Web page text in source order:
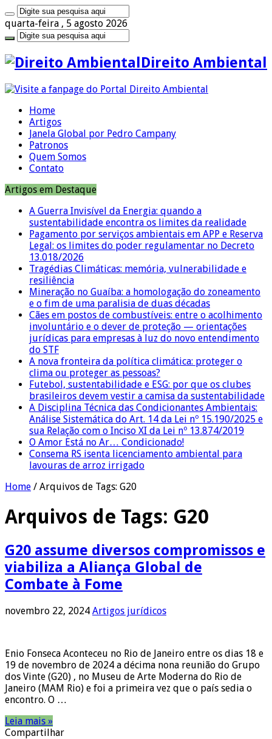
quarta-feira , 5 agosto 2026
Direito Ambiental
Home
Artigos
Janela Global por Pedro Campany
Patronos
Quem Somos
Contato
Artigos em Destaque
A Guerra Invisível da Energia: quando a
sustentabilidade encontra os limites da realidade
Pagamento por serviços ambientais em APP e Reserva
Legal: os limites do poder regulamentar no Decreto
13.018/2026
Tragédias Climáticas: memória, vulnerabilidade e
resiliência
Mineração no Guaíba: a homologação do zoneamento
e o fim de uma paralisia de duas décadas
Cães em postos de combustíveis: entre o acolhimento
involuntário e o dever de proteção — orientações
jurídicas para empresas à luz do novo entendimento
do STF
A nova fronteira da política climática: proteger o
clima ou proteger as pessoas?
Futebol, sustentabilidade e ESG: por que os clubes
brasileiros devem vestir a camisa da sustentabilidade
A Disciplina Técnica das Condicionantes Ambientais:
Análise Sistemática do Art. 14 da Lei nº 15.190/2025 e
sua Relação com o Inciso XI da Lei nº 13.874/2019
O Amor Está no Ar… Condicionado!
Consema RS isenta licenciamento ambiental para
lavouras de arroz irrigado
Home / Arquivos de Tags: G20
Arquivos de Tags: G20
G20 assume diversos compromissos e
viabiliza a Aliança Global de
Combate à Fome
novembro 22, 2024 Artigos jurídicos
Enio Fonseca Aconteceu no Rio de Janeiro entre os dias 18 e
19 de novembro de 2024 a décima nona reunião do Grupo
dos Vinte (G20) , no Museu de Arte Moderna do Rio de
Janeiro (MAM Rio) e foi a primeira vez que o país sedia o
encontro. O …
Leia mais »
Compartilhar